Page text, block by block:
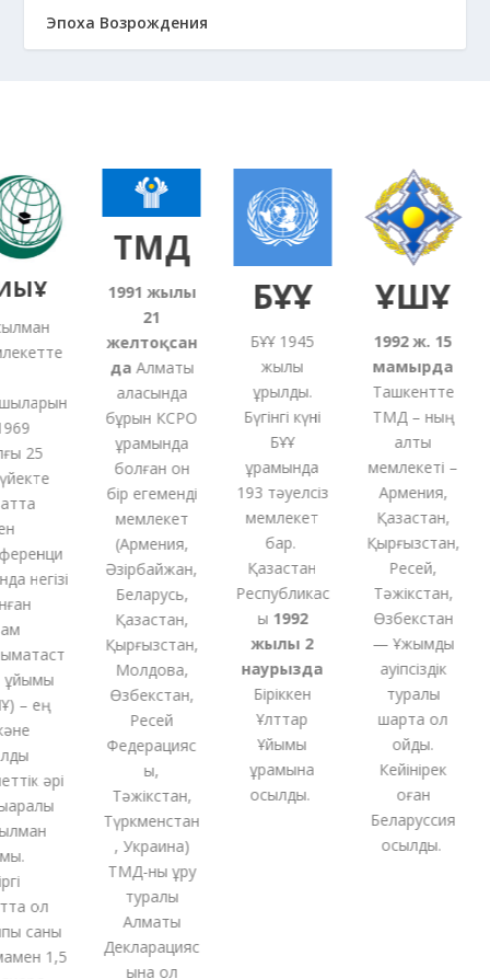
Эпоха Возрождения
25
негізі
ең
әрі
ол
саны
1,5
ТМД
1991жылғы
21
желтоқсан
даАлматы
қаласында
бұрын КСРО
құрамында
болғанон
бір егеменді
мемлекет
Армения,
Әзірбайжан,
Беларусь,
Қазақстан,
Қырғызстан,
Молдова,
Өзбекстан,
Ресей
Федерацияс
Тәжікстан,
Түркменстан
Украина)
ТМД-нықұру
туралы
Алматы
Декларацияс
ына қол
БҰҰ
БҰҰ 1945
жылы
құрылды.
Бүгінгі күні
БҰҰ
құрамында
193 тәуелсіз
мемлекет
бар.
Қазақстан
Республикас
1992
жылы 2
наурызда
Біріккен
Ұлттар
Ұйымы
құрамына
қосылды.
ҰҚШҰ
1992 ж. 15
мамырда
Ташкентте
ТМД – ның
алты
мемлекеті –
Армения,
Қазақстан,
Қырғызстан,
Ресей,
Тәжікстан,
Өзбекстан
— Ұжымдық
қауіпсіздік
туралы
шартқа қол
қойды.
Кейінірек
оған
Беларуссия
қосылды.